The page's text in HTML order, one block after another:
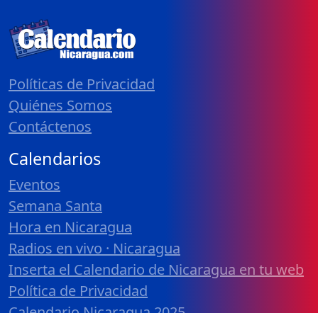
Políticas de Privacidad
Quiénes Somos
Contáctenos
Calendarios
Eventos
Semana Santa
Hora en Nicaragua
Radios en vivo · Nicaragua
Inserta el Calendario de Nicaragua en tu web
Política de Privacidad